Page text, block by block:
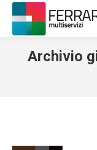
Archivio